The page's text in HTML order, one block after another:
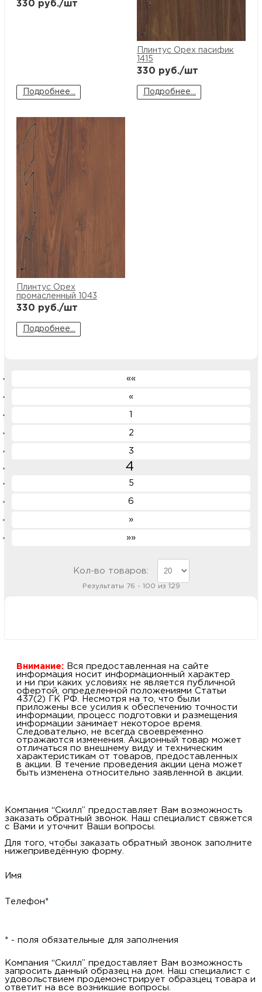
330 руб./шт
Подробнее...
Плинтус Орех пасифик
1415
330 руб./шт
Подробнее...
Плинтус Орех
промасленный 1043
330 руб./шт
Подробнее...
««
«
1
2
3
4
5
6
»
»»
Кол-во товаров:
Результаты 76 - 100 из 129
Внимание: Вся предоставленная на сайте
информация носит информационный характер
и ни при каких условиях не является публичной
офертой, определенной положениями Статьи
437(2) ГК РФ. Несмотря на то, что были
приложены все усилия к обеспечению точности
информации, процесс подготовки и размещения
информации занимает некоторое время.
Следовательно, не всегда своевременно
отражаются изменения. Акционный товар может
отличаться по внешнему виду и техническим
характеристикам от товаров, предоставленных
в акции. В течение проведения акции цена может
быть изменена относительно заявленной в акции.
Компания “Скилл” предоставляет Вам возможность
заказать обратный звонок. Наш специалист свяжется
с Вами и уточнит Ваши вопросы.
Для того, чтобы заказать обратный звонок заполните
нижеприведённую форму.
Имя
Телефон*
* - поля обязательные для заполнения
Компания “Скилл” предоставляет Вам возможность
запросить данный образец на дом. Наш специалист с
удовольствием продемонстрирует образцец товара и
ответит на все возникшие вопросы.